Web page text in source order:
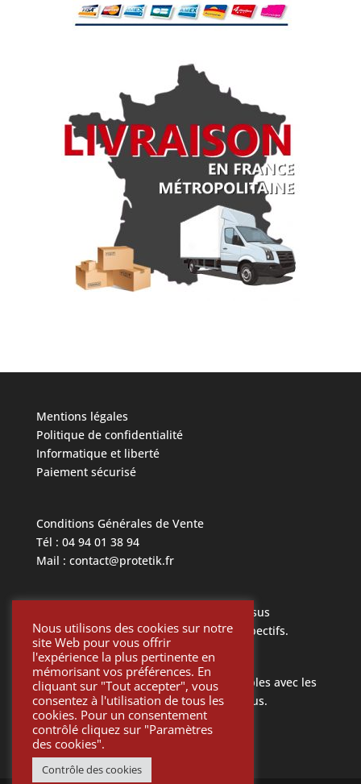
Mentions légales
Politique de confidentialité
Informatique et liberté
Paiement sécurisé
Conditions Générales de Vente
Tél : 04 94 01 38 94
Mail : contact@protetik.fr
Toutes les marques mentionnées ci dessus
appartiennent à leurs propriétaires respectifs.
Toutes les pièces Protétik sont compatibles avec les
différents systèmes mentionnés ci-dessus.
Nous utilisons des cookies sur notre
site Web pour vous offrir
l'expérience la plus pertinente en
mémorisant vos préférences. En
cliquant sur "Tout accepter", vous
consentez à l'utilisation de tous les
cookies. Pour un consentement
contrôlé cliquez sur "Paramètres
des cookies".
Contrôle des cookies